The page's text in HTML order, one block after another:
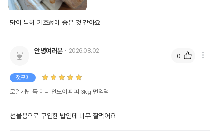
닭이 특히 기호성이 좋은 것 같아요
안녕여러분 2026.08.02
첫구매
로얄캐닌 독 미니 인도어 퍼피 3kg 면역력
선물용으로 구입한 밥인데 너무 잘먹어요
0